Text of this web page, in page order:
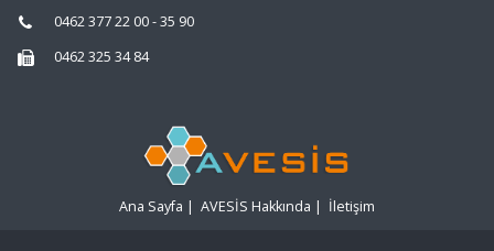
0462 377 22 00 - 35 90
0462 325 34 84
Ana Sayfa | AVESİS Hakkında | İletişim